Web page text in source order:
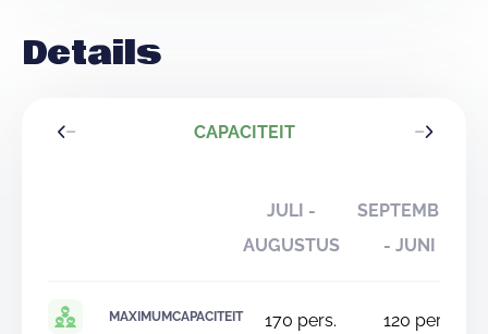
Details
CAPACITEIT
JULI -
AUGUSTUS
SEPTEMBER
- JUNI
MAXIMUMCAPACITEIT 170 pers. 120 pers.